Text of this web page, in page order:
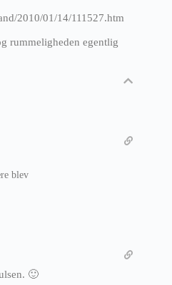
2010/01/14/111527.htm
rummeligheden egentlig
blev
🙂